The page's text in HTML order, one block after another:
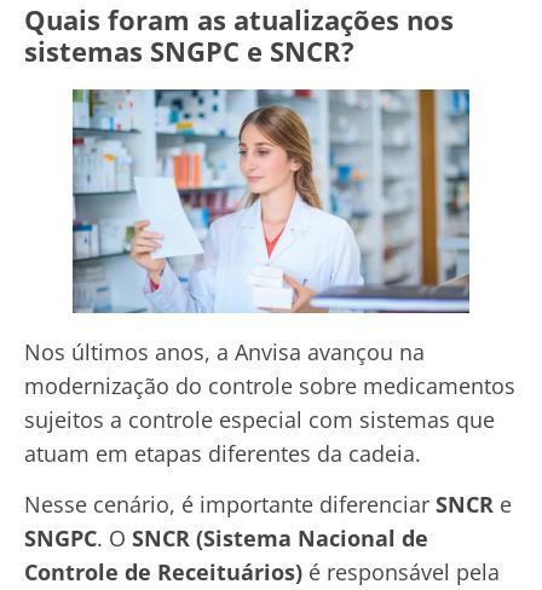
Quais foram as atualizações nos
sistemas SNGPC e SNCR?
Nos últimos anos, a Anvisa avançou na
modernização do controle sobre medicamentos
sujeitos a controle especial com sistemas que
atuam em etapas diferentes da cadeia.
Nesse cenário, é importante diferenciar SNCR e
SNGPC. O SNCR (Sistema Nacional de
Controle de Receituários) é responsável pela